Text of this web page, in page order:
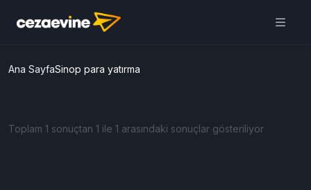
Ana SayfaSinop para yatırma
Toplam 1 sonuçtan 1 ile 1 arasındaki sonuçlar gösteriliyor